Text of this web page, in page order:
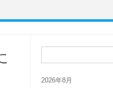
2026年8月